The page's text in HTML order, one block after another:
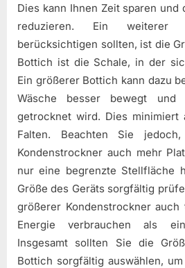
Dies kann Ihnen Zeit sparen und
reduzieren. Ein
berücksichtigen sollten, ist die
Bottich ist die Schale, in der
Ein größerer Bottich kann dazu
Wäsche besser bewegt und
getrocknet wird. Dies minimiert
Falten. Beachten Sie
Kondenstrockner auch mehr
nur eine begrenzte Stellfläche
Größe des Geräts sorgfältig
größerer Kondenstrockner
Energie verbrauchen als
Insgesamt sollten Sie die
Bottich sorgfältig auswählen,